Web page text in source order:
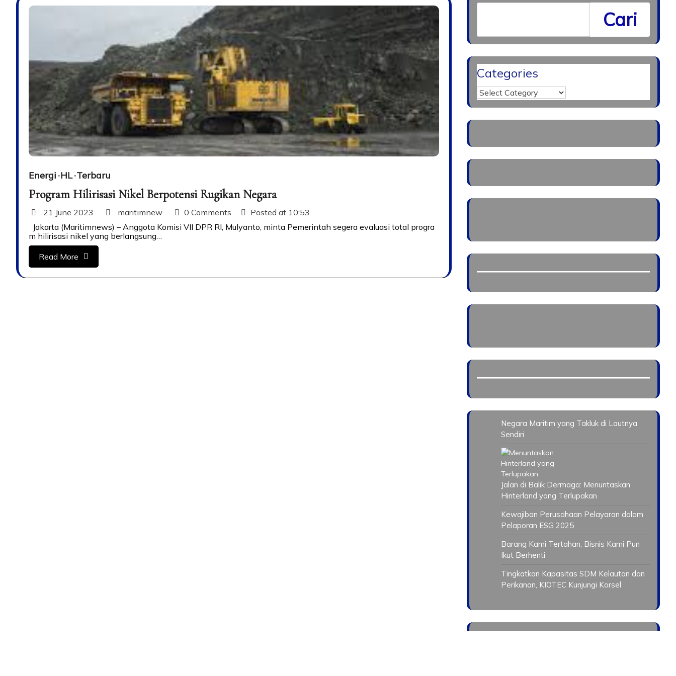
Energi HL Terbaru
Program Hilirisasi Nikel Berpotensi Rugikan Negara
21 June 2023 maritimnew 0 Comments Posted at 10:53
Jakarta (Maritimnews) – Anggota Komisi VII DPR RI, Mulyanto, minta Pemerintah segera evaluasi total progra
m hilirisasi nikel yang berlangsung…
Read More
Cari
Categories
Negara Maritim yang Takluk di Lautnya
Sendiri
Jalan di Balik Dermaga: Menuntaskan
Hinterland yang Terlupakan
Kewajiban Perusahaan Pelayaran dalam
Pelaporan ESG 2025
Barang Kami Tertahan, Bisnis Kami Pun
Ikut Berhenti
Tingkatkan Kapasitas SDM Kelautan dan
Perikanan, KIOTEC Kunjungi Korsel